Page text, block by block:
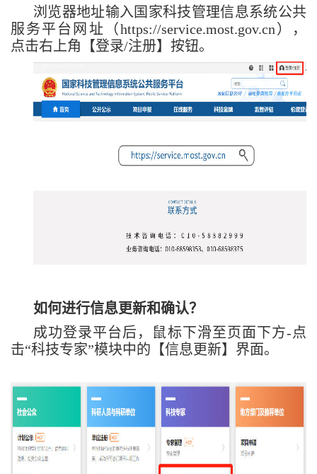
浏览器地址输入国家科技管理信息系统公共
服务平台网址（https://service.most.gov.cn），
点击右上角【登录/注册】按钮。
如何进行信息更新和确认？
成功登录平台后，鼠标下滑至页面下方-点
击“科技专家”模块中的【信息更新】界面。